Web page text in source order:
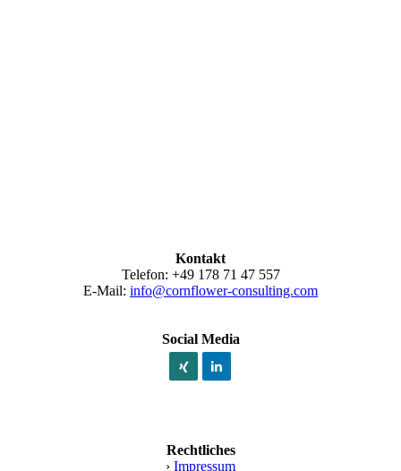
Kontakt
Telefon: +49 178 71 47 557
E-Mail: info@cornflower-consulting.com
Social Media
Rechtliches
› Impressum